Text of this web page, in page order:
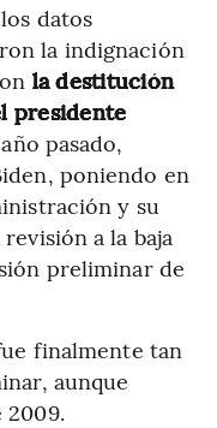
datos
la indignación
la destitución
presidente
pasado,
poniendo en
y su
a la baja
preliminar de
finalmente tan
aunque
2009.